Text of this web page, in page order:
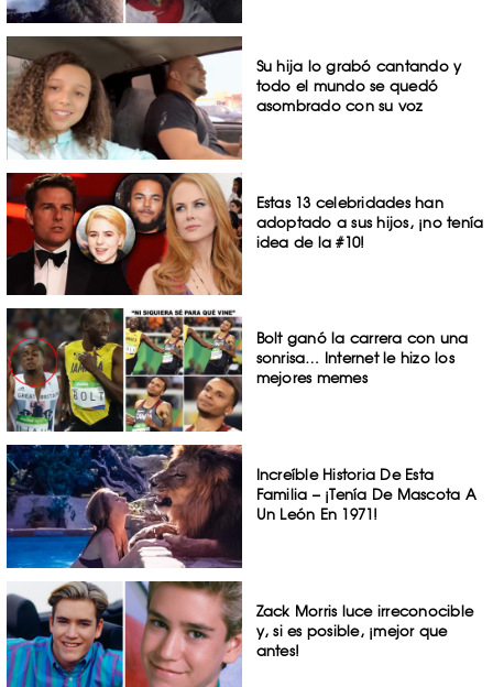
Su hija lo grabó cantando y
todo el mundo se quedó
asombrado con su voz
Estas 13 celebridades han
adoptado a sus hijos, ¡no tenía
idea de la #10!
Bolt ganó la carrera con una
sonrisa… Internet le hizo los
mejores memes
Increíble Historia De Esta
Familia – ¡Tenía De Mascota A
Un León En 1971!
Zack Morris luce irreconocible
y, si es posible, ¡mejor que
antes!